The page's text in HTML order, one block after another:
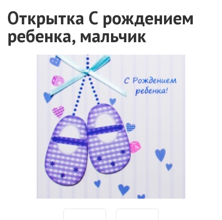
Открытка С рождением
ребенка, мальчик